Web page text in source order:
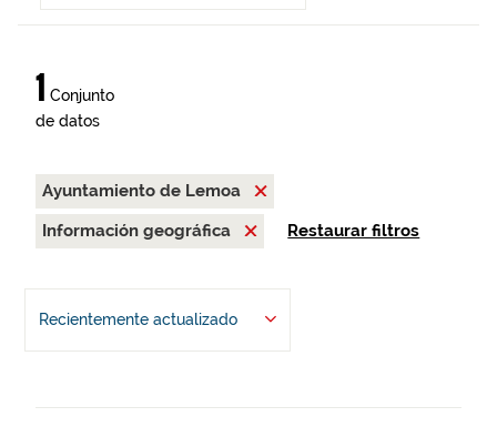
1 Conjunto
de datos
Ayuntamiento de Lemoa
Información geográfica
Restaurar filtros
Recientemente actualizado